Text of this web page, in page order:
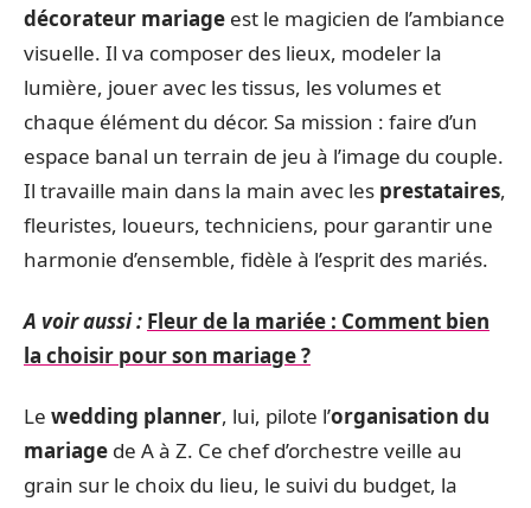
décorateur mariage est le magicien de l’ambiance
visuelle. Il va composer des lieux, modeler la
lumière, jouer avec les tissus, les volumes et
chaque élément du décor. Sa mission : faire d’un
espace banal un terrain de jeu à l’image du couple.
Il travaille main dans la main avec les prestataires,
fleuristes, loueurs, techniciens, pour garantir une
harmonie d’ensemble, fidèle à l’esprit des mariés.
A voir aussi : Fleur de la mariée : Comment bien
la choisir pour son mariage ?
Le wedding planner, lui, pilote l’organisation du
mariage de A à Z. Ce chef d’orchestre veille au
grain sur le choix du lieu, le suivi du budget, la